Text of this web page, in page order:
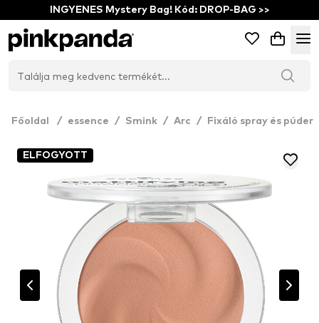
INGYENES Mystery Bag! Kód: DROP-BAG >>
Főoldal / essence / Smink / Arc / Fixáló spray és púder
ELFOGYOTT